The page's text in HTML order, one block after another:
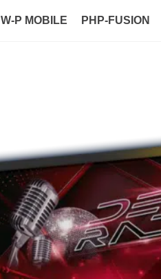
W-P MOBILE PHP-FUSION